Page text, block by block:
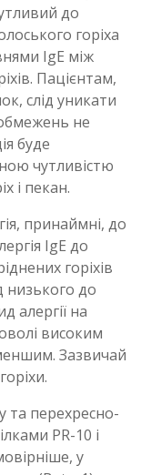
до
горіха
IgE між
Пацієнтам,
слід уникати
не
буде
чутливістю
і пекан.
принаймні, до
IgE до
горіхів
низького до
алергії на
високим
Зазвичай
та перехресно-
PR-10 і
у